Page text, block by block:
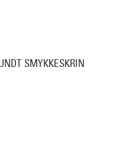
SMYKKESKRIN